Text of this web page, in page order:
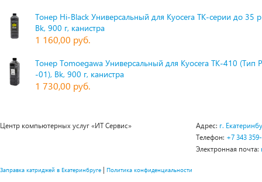
Тонер Hi-Black Универсальный для Kyocera TK-серии до 35
Bk, 900 г, канистра
1 160,00 руб.
Тонер Tomoegawa Универсальный для Kyocera TK-410 (Тип
-01), Bk, 900 г, канистра
1 730,00 руб.
Центр компьютерных услуг «ИТ Сервис» Адрес: г.
Телефон: +7 343
Электронная почта:
Заправка катриджей в Екатеринбруге | Политика конфиденциальности